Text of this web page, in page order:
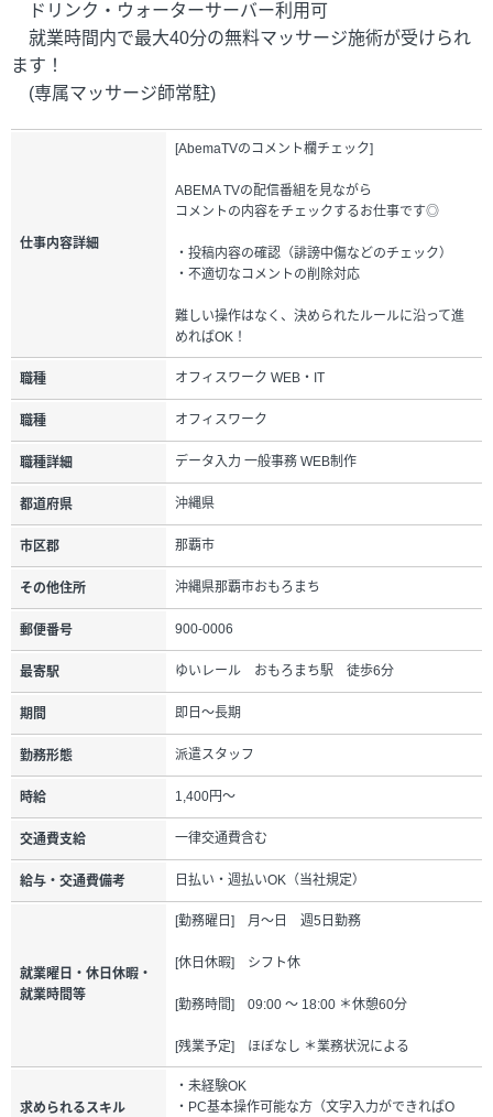
ドリンク・ウォーターサーバー利用可
就業時間内で最大40分の無料マッサージ施術が受けられ
ます！
(専属マッサージ師常駐)
仕事内容詳細
[AbemaTVのコメント欄チェック]
ABEMA TVの配信番組を見ながら
コメントの内容をチェックするお仕事です◎
・投稿内容の確認（誹謗中傷などのチェック）
・不適切なコメントの削除対応
難しい操作はなく、決められたルールに沿って進
めればOK！
職種 オフィスワーク WEB・IT
職種 オフィスワーク
職種詳細 データ入力 一般事務 WEB制作
都道府県 沖縄県
市区郡 那覇市
その他住所 沖縄県那覇市おもろまち
郵便番号 900-0006
最寄駅 ゆいレール おもろまち駅 徒歩6分
期間 即日～長期
勤務形態 派遣スタッフ
時給 1,400円～
交通費支給 一律交通費含む
給与・交通費備考 日払い・週払いOK（当社規定）
就業曜日・休日休暇・
就業時間等
[勤務曜日] 月～日 週5日勤務
[休日休暇] シフト休
[勤務時間] 09:00 ～ 18:00 ＊休憩60分
[残業予定] ほぼなし ＊業務状況による
求められるスキル
・未経験OK
・PC基本操作可能な方（文字入力ができればO